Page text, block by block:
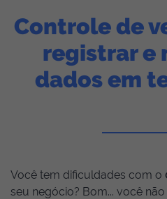
Controle de
registrar e
dados em
Você tem dificuldades com o
seu negócio? Bom... você